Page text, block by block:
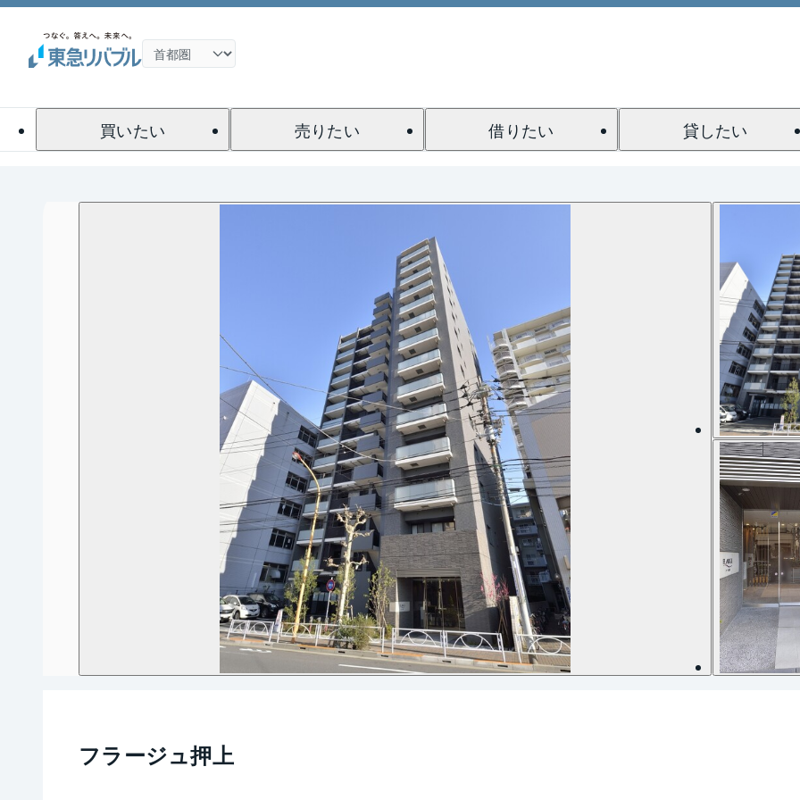
買いたい 売りたい 借りたい 貸したい
フラージュ押上